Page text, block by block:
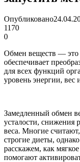
Опубликовано
1170
0
Обмен веществ — это
обеспечивает
для всех функций
уровень энергии, вес
Замедленный обмен
усталости, снижения
веса. Многие
строгие диеты,
расскажем, как
помогают